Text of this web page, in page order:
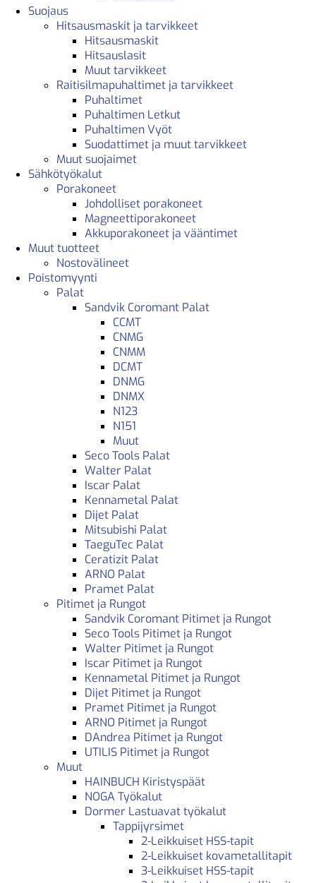
Suojaus
Hitsausmaskit ja tarvikkeet
Hitsausmaskit
Hitsauslasit
Muut tarvikkeet
Raitisilmapuhaltimet ja tarvikkeet
Puhaltimet
Puhaltimen Letkut
Puhaltimen Vyöt
Suodattimet ja muut tarvikkeet
Muut suojaimet
Sähkötyökalut
Porakoneet
Johdolliset porakoneet
Magneettiporakoneet
Akkuporakoneet ja vääntimet
Muut tuotteet
Nostovälineet
Poistomyynti
Palat
Sandvik Coromant Palat
CCMT
CNMG
CNMM
DCMT
DNMG
DNMX
N123
N151
Muut
Seco Tools Palat
Walter Palat
Iscar Palat
Kennametal Palat
Dijet Palat
Mitsubishi Palat
TaeguTec Palat
Ceratizit Palat
ARNO Palat
Pramet Palat
Pitimet ja Rungot
Sandvik Coromant Pitimet ja Rungot
Seco Tools Pitimet ja Rungot
Walter Pitimet ja Rungot
Iscar Pitimet ja Rungot
Kennametal Pitimet ja Rungot
Dijet Pitimet ja Rungot
Pramet Pitimet ja Rungot
ARNO Pitimet ja Rungot
DAndrea Pitimet ja Rungot
UTILIS Pitimet ja Rungot
Muut
HAINBUCH Kiristyspäät
NOGA Työkalut
Dormer Lastuavat työkalut
Tappijyrsimet
2-Leikkuiset HSS-tapit
2-Leikkuiset kovametallitapit
3-Leikkuiset HSS-tapit